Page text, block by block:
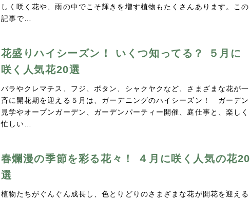
しく咲く花や、雨の中でこそ輝きを増す植物もたくさんあります。この
記事で…
花盛りハイシーズン！ いくつ知ってる？ ５月に
咲く人気花20選
バラやクレマチス、フジ、ボタン、シャクヤクなど、さまざまな花が一
斉に開花期を迎える５月は、ガーデニングのハイシーズン！ ガーデン
見学やオープンガーデン、ガーデンパーティー開催、庭仕事と、楽しく
忙しい…
春爛漫の季節を彩る花々！ ４月に咲く人気の花20
選
植物たちがぐんぐん成長し、色とりどりのさまざまな花が開花を迎える